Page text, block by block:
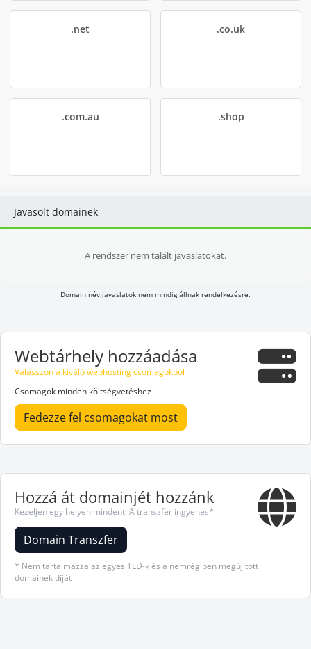
.net .co.uk
.com.au .shop
Javasolt domainek
A rendszer nem talált javaslatokat.
Domain név javaslatok nem mindig állnak rendelkezésre.
Webtárhely hozzáadása
Válasszon a kiváló webhosting csomagokból
Csomagok minden költségvetéshez
Fedezze fel csomagokat most
Hozzá át domainjét hozzánk
Kezeljen egy helyen mindent. A transzfer ingyenes*
Domain Transzfer
* Nem tartalmazza az egyes TLD-k és a nemrégiben megújított
domainek díját